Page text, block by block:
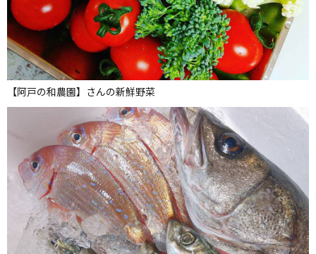
【阿戸の和農園】さんの新鮮野菜